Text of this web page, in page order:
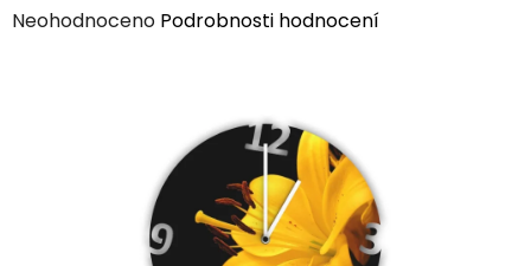
Průměrné
Neohodnoceno Podrobnosti hodnocení